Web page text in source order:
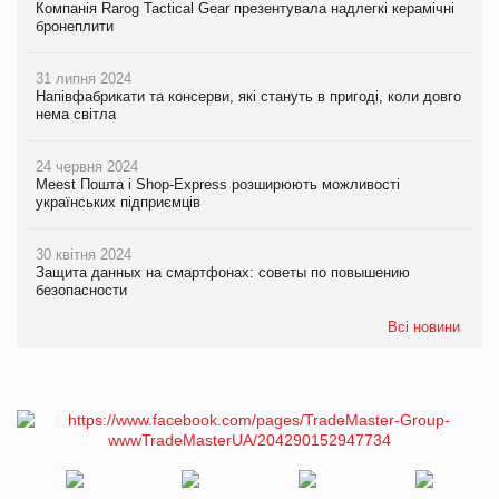
Компанія Rarog Tactical Gear презентувала надлегкі керамічні
бронеплити
31 липня 2024
Напівфабрикати та консерви, які стануть в пригоді, коли довго
нема світла
24 червня 2024
Meest Пошта і Shop-Express розширюють можливості
українських підприємців
30 квітня 2024
Защита данных на смартфонах: советы по повышению
безопасности
Всі новини